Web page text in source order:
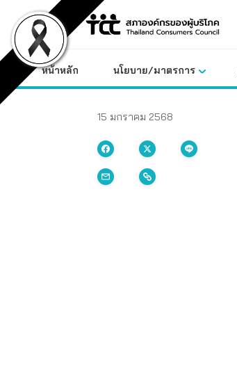
content
หน้าหลัก นโยบาย/มาตรการ
15 มกราคม 2568